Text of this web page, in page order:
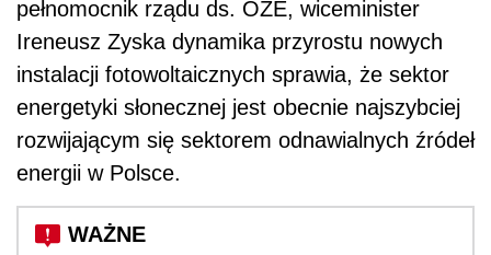
pełnomocnik rządu ds. OZE, wiceminister
Ireneusz Zyska dynamika przyrostu nowych
instalacji fotowoltaicznych sprawia, że sektor
energetyki słonecznej jest obecnie najszybciej
rozwijającym się sektorem odnawialnych źródeł
energii w Polsce.